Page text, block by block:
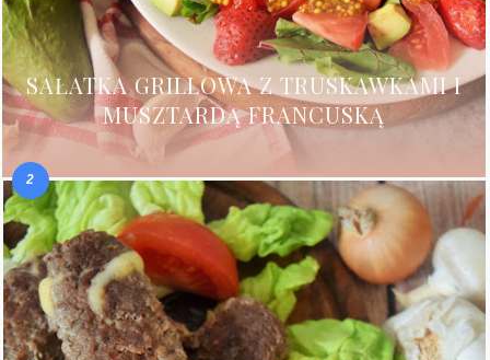
SAŁATKA GRILLOWA Z TRUSKAWKAMI I
MUSZTARDĄ FRANCUSKĄ